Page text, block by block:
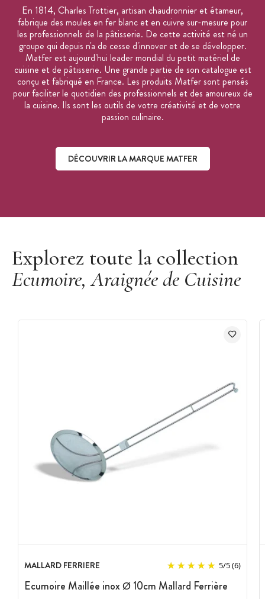
En 1814, Charles Trottier, artisan chaudronnier et étameur,
fabrique des moules en fer blanc et en cuivre sur-mesure pour
les professionnels de la pâtisserie. De cette activité est né un
groupe qui depuis n'a de cesse d'innover et de se développer.
Matfer est aujourd'hui leader mondial du petit matériel de
cuisine et de pâtisserie. Une grande partie de son catalogue est
conçu et fabriqué en France. Les produits Matfer sont pensés
pour faciliter le quotidien des professionnels et des amoureux de
la cuisine. Ils sont les outils de votre créativité et de votre
passion culinaire.
DÉCOUVRIR LA MARQUE MATFER
Explorez toute la collection
Ecumoire, Araignée de Cuisine
MALLARD FERRIERE 5/5(6)
Ecumoire Maillée inox Ø 10cm Mallard Ferrière